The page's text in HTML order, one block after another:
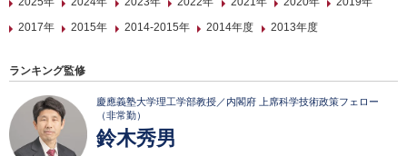
2017年
2015年 2014-2015年 2014年度 2013年度
ランキング監修
慶應義塾大学理工学部教授／内閣府 上席科学技術政策フェロー
（非常勤）
鈴木秀男